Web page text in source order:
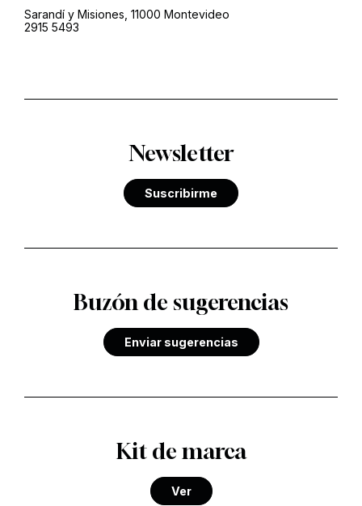
Sarandí y Misiones, 11000 Montevideo
2915 5493
Newsletter
Suscribirme
Buzón de sugerencias
Enviar sugerencias
Kit de marca
Ver